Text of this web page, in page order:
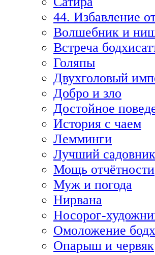
44. Избавление
Волшебник и
Встреча
Голяпы
Двухголовый
Добро и зло
Достойное
История с чаем
Лемминги
Лучший садовник
Мощь отчётности
Муж и погода
Нирвана
Носорог-
Омоложение
Опарыш и червяк